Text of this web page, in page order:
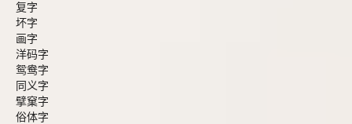
复字
坏字
画字
洋码字
鸳鸯字
同义字
擘窠字
俗体字